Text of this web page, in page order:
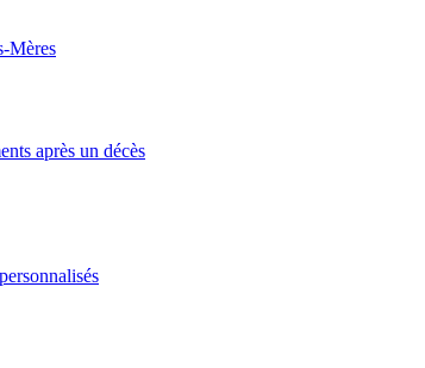
Mères
après un décès